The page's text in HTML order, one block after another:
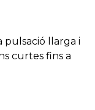
pulsació llarga i
curtes fins a